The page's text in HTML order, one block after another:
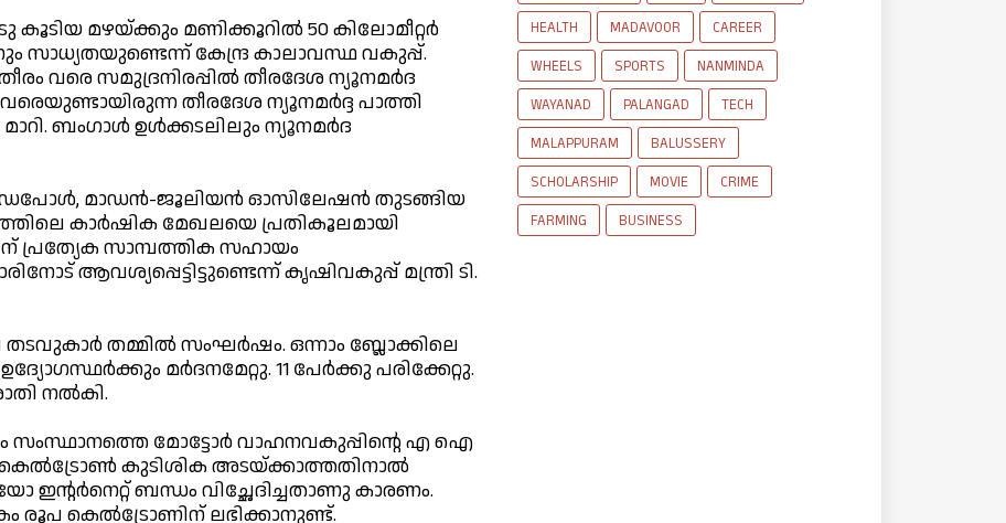
കൂടിയ മഴയ്ക്കും മണിക്കൂറില്‍ 50 കിലോമീറ്റര്‍
സാധ്യതയുണ്ടെന്ന് കേന്ദ്ര കാലാവസ്ഥ വകുപ്പ്.
വരെ സമുദ്രനിരപ്പില്‍ തീരദേശ ന്യൂനമര്‍ദ
തീരദേശ ന്യൂനമര്‍ദ്ദ പാത്തി
ബംഗാള്‍ ഉള്‍ക്കടലിലും ന്യൂനമര്‍ദ
മാഡന്‍-ജൂലിയന്‍ ഓസിലേഷന്‍ തുടങ്ങിയ
കാര്‍ഷിക മേഖലയെ പ്രതികൂലമായി
പ്രത്യേക സാമ്പത്തിക സഹായം
ആവശ്യപ്പെട്ടിട്ടുണ്ടെന്ന് കൃഷിവകുപ്പ് മന്ത്രി ടി.
തടവുകാര്‍ തമ്മില്‍ സംഘര്‍ഷം. ഒന്നാം ബ്ലോക്കിലെ
മര്‍ദനമേറ്റു. 11 പേര്‍ക്കു പരിക്കേറ്റു.
നല്‍കി.
സംസ്ഥാനത്തെ മോട്ടോര്‍ വാഹനവകുപ്പിന്റെ എ ഐ
കെല്‍ട്രോണ്‍ കുടിശിക അടയ്ക്കാത്തതിനാല്‍
ഇന്റര്‍നെറ്റ് ബന്ധം വിച്ഛേദിച്ചതാണു കാരണം.
രൂപ കെല്‍ട്രോണിന് ലഭിക്കാനുണ്ട്.
HEALTH
MADAVOOR
CAREER
WHEELS
SPORTS
NANMINDA
WAYANAD
PALANGAD
TECH
MALAPPURAM
BALUSSERY
SCHOLARSHIP
MOVIE
CRIME
FARMING
BUSINESS